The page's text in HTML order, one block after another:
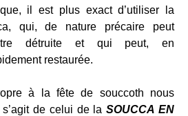
il est plus exact d’utiliser la
qui, de nature précaire peut
détruite et qui peut, en
restaurée.
à la fête de souccoth nous
de celui de laSOUCCA EN